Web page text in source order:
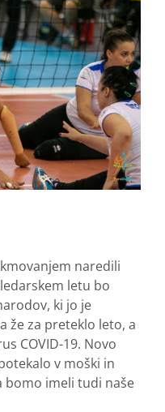
naredili
letu bo
ki jo je
že za preteklo leto, a
COVID-19. Novo
v moški in
bomo imeli tudi naše